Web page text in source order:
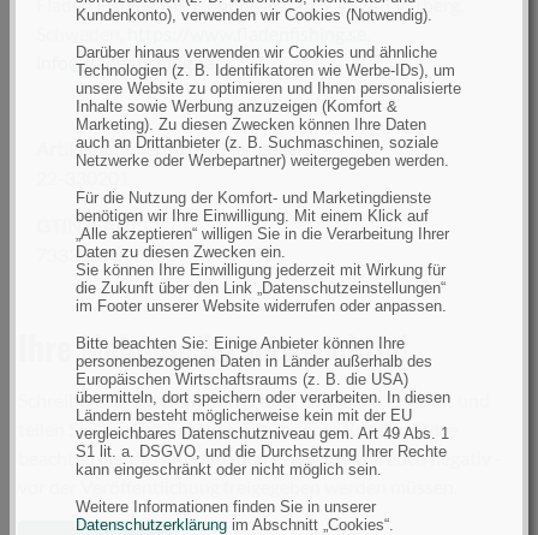
Kundenkonto), verwenden wir Cookies (Notwendig).
Darüber hinaus verwenden wir Cookies und ähnliche
Technologien (z. B. Identifikatoren wie Werbe-IDs), um
unsere Website zu optimieren und Ihnen personalisierte
Inhalte sowie Werbung anzuzeigen (Komfort &
Marketing). Zu diesen Zwecken können Ihre Daten
auch an Drittanbieter (z. B. Suchmaschinen, soziale
Netzwerke oder Werbepartner) weitergegeben werden.
Für die Nutzung der Komfort- und Marketingdienste
benötigen wir Ihre Einwilligung. Mit einem Klick auf
„Alle akzeptieren“ willigen Sie in die Verarbeitung Ihrer
Daten zu diesen Zwecken ein.
Sie können Ihre Einwilligung jederzeit mit Wirkung für
die Zukunft über den Link „Datenschutzeinstellungen“
im Footer unserer Website widerrufen oder anpassen.
Bitte beachten Sie: Einige Anbieter können Ihre
personenbezogenen Daten in Länder außerhalb des
Europäischen Wirtschaftsraums (z. B. die USA)
übermitteln, dort speichern oder verarbeiten. In diesen
Ländern besteht möglicherweise kein mit der EU
vergleichbares Datenschutzniveau gem. Art 49 Abs. 1
S1 lit. a. DSGVO, und die Durchsetzung Ihrer Rechte
kann eingeschränkt oder nicht möglich sein.
Weitere Informationen finden Sie in unserer
Datenschutzerklärung im Abschnitt „Cookies“.
info@fladenfishing.se
Artikelnummer(n) des Herstellers
GTIN (EAN):
7333109006035
Ihre Meinung ist uns wichtig!
Schreiben Sie die erste Bewertung zu diesem Produkt und
teilen Sie Ihre Erfahrungen mit anderen Kunden. Bitte
beachten Sie, dass Kommentare - positiv wie auch negativ -
vor der Veröffentlichung freigegeben werden müssen.